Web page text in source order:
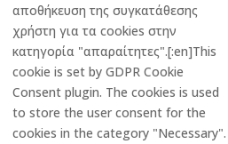
αποθήκευση της συγκατάθεσης
χρήστη για τα cookies στην
κατηγορία "απαραίτητες".[:en]This
cookie is set by GDPR Cookie
Consent plugin. The cookies is used
to store the user consent for the
cookies in the category "Necessary".